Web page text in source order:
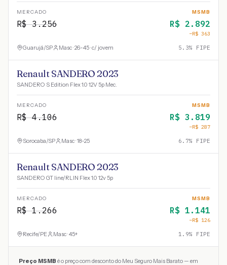
MERCADO
R$3.256
MSMB
R$ 2.892
−R$ 363
Guarujá/SP Masc · 26-45 · c/ jovem 5.3% FIPE
Renault SANDERO 2023
SANDERO S Edition Flex 1.0 12V 5p Mec.
MERCADO
R$4.106
MSMB
R$ 3.819
−R$ 287
Sorocaba/SP Masc · 18-25 6.7% FIPE
Renault SANDERO 2023
SANDERO GT line/RLIN Flex 1.0 12v 5p
MERCADO
R$1.266
MSMB
R$ 1.141
−R$ 126
Recife/PE Masc · 45+ 1.9% FIPE
Preço MSMB é o preço com desconto do Meu Seguro Mais Barato — em